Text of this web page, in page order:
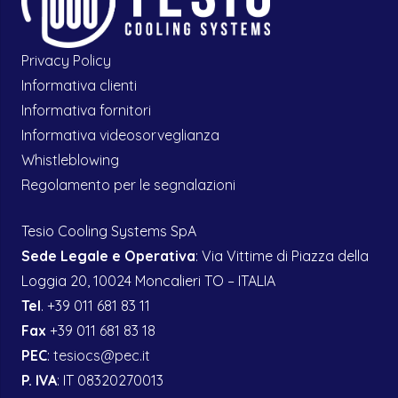
Privacy Policy
Informativa clienti
Informativa fornitori
Informativa videosorveglianza
Whistleblowing
Regolamento per le segnalazioni
Tesio Cooling Systems SpA
Sede Legale e Operativa: Via Vittime di Piazza della
Loggia 20, 10024 Moncalieri TO – ITALIA
Tel. +39 011 681 83 11
Fax +39 011 681 83 18
PEC: tesiocs@pec.it
P. IVA: IT 08320270013